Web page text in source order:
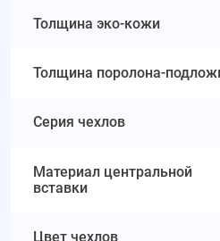
Толщина эко-кожи
Толщина поролона-
Серия чехлов
Материал центральной
вставки
Цвет чехлов